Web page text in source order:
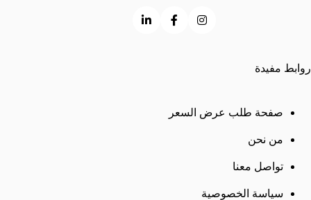
روابط مفيدة
صفحة طلب عرض السعر
من نحن
تواصل معنا
سياسة الخصوصية